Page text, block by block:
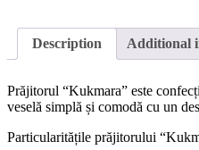
Description Additional
Prăjitorul “Kukmara” este
veselă simplă și comodă cu un
Particularitățile prăjitorului